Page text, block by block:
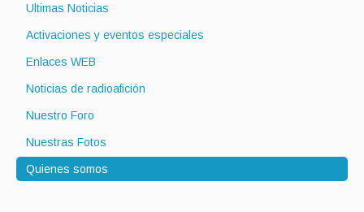
Ultimas Noticias
Activaciones y eventos especiales
Enlaces WEB
Noticias de radioafición
Nuestro Foro
Nuestras Fotos
Quienes somos